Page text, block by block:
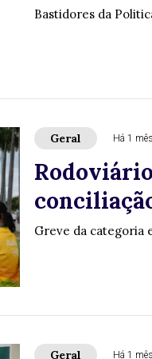
Bastidores da
Geral Há 1 mês
Greve da categoria
Geral Há 1 mês